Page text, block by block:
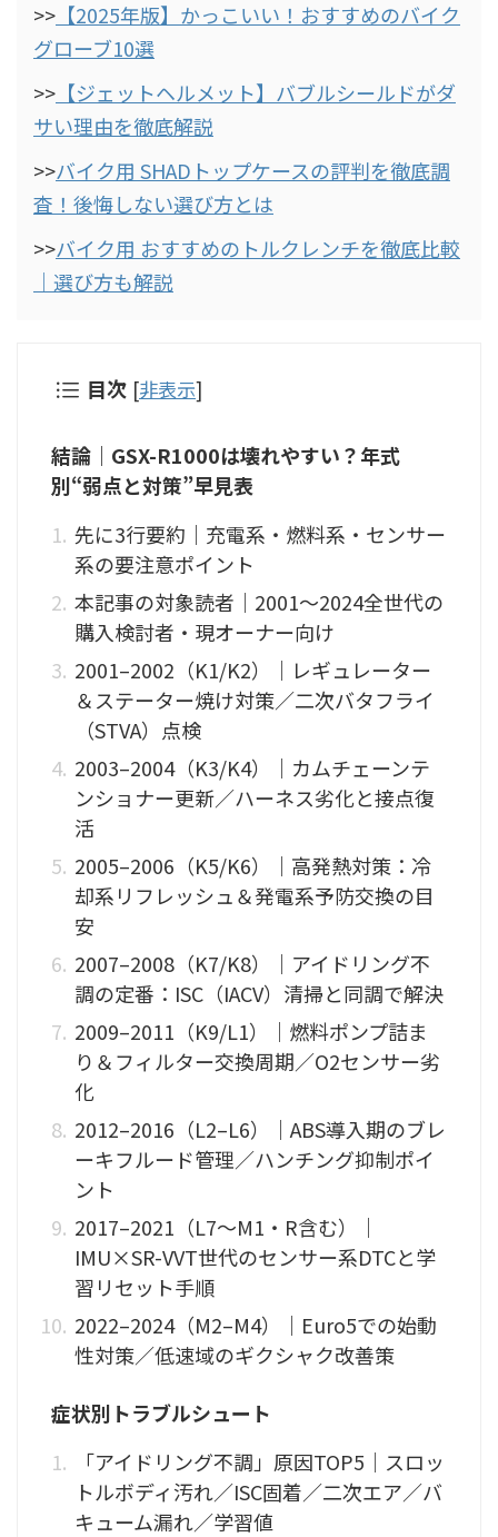
>> 【2025年版】かっこいい！おすすめのバイク
グローブ10選
>> 【ジェットヘルメット】バブルシールドがダ
サい理由を徹底解説
>>バイク用 SHADトップケースの評判を徹底調
査！後悔しない選び方とは
>>バイク用 おすすめのトルクレンチを徹底比較
｜選び方も解説
目次 [非表示]
結論｜GSX-R1000は壊れやすい？年式
別“弱点と対策”早見表
先に3行要約｜充電系・燃料系・センサー
系の要注意ポイント
本記事の対象読者｜2001〜2024全世代の
購入検討者・現オーナー向け
2001–2002（K1/K2）｜レギュレーター
＆ステーター焼け対策／二次バタフライ
（STVA）点検
2003–2004（K3/K4）｜カムチェーンテ
ンショナー更新／ハーネス劣化と接点復
活
2005–2006（K5/K6）｜高発熱対策：冷
却系リフレッシュ＆発電系予防交換の目
安
2007–2008（K7/K8）｜アイドリング不
調の定番：ISC（IACV）清掃と同調で解決
2009–2011（K9/L1）｜燃料ポンプ詰ま
り＆フィルター交換周期／O2センサー劣
化
2012–2016（L2–L6）｜ABS導入期のブレ
ーキフルード管理／ハンチング抑制ポイ
ント
2017–2021（L7〜M1・R含む）｜
IMU×SR-VVT世代のセンサー系DTCと学
習リセット手順
2022–2024（M2–M4）｜Euro5での始動
性対策／低速域のギクシャク改善策
症状別トラブルシュート
「アイドリング不調」原因TOP5｜スロッ
トルボディ汚れ／ISC固着／二次エア／バ
キューム漏れ／学習値